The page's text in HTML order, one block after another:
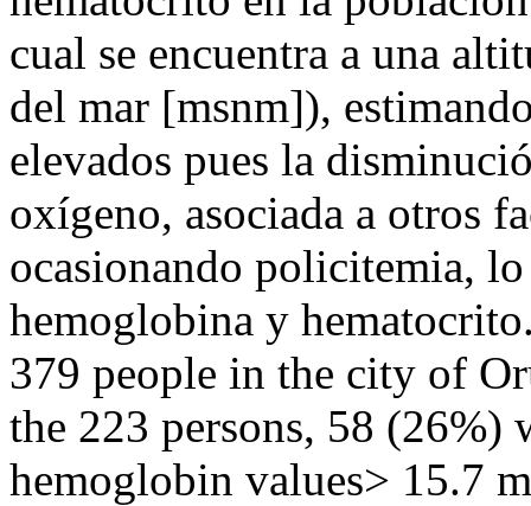
cual se encuentra a una
del mar [msnm]),
elevados pues la
oxígeno, asociada a otros
ocasionando policitemia,
hemoglobina y
379 people in the city of
the 223 persons, 58 (26%)
hemoglobin values> 15.7